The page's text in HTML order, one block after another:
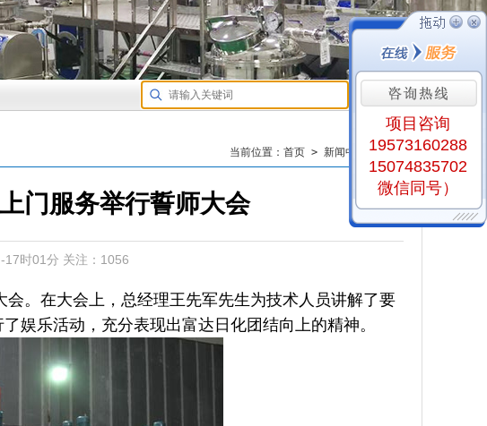
当前位置：首页 > 新闻中心 >用户动态
门服务举行誓师大会
时01分 关注： 1056
。在大会上，总经理王先军先生为技术人员讲解了要
娱乐活动，充分表现出富达日化团结向上的精神。
项目咨询
19573160288
15074835702
微信同号）